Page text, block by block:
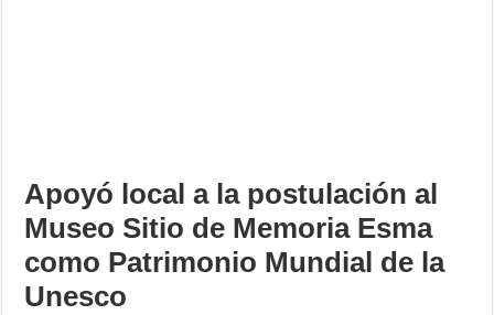
Apoyó local a la postulación al
Museo Sitio de Memoria Esma
como Patrimonio Mundial de la
Unesco